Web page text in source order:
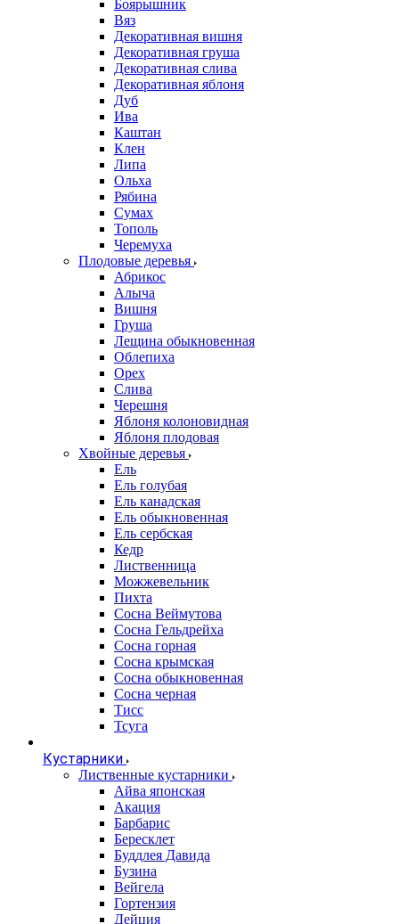
Боярышник
Вяз
Декоративная вишня
Декоративная груша
Декоративная слива
Декоративная яблоня
Дуб
Ива
Каштан
Клен
Липа
Ольха
Рябина
Сумах
Тополь
Черемуха
Плодовые деревья
Абрикос
Алыча
Вишня
Груша
Лещина обыкновенная
Облепиха
Орех
Слива
Черешня
Яблоня колоновидная
Яблоня плодовая
Хвойные деревья
Ель
Ель голубая
Ель канадская
Ель обыкновенная
Ель сербская
Кедр
Лиственница
Можжевельник
Пихта
Сосна Веймутова
Сосна Гельдрейха
Сосна горная
Сосна крымская
Сосна обыкновенная
Сосна черная
Тисс
Тсуга
Кустарники
Лиственные кустарники
Айва японская
Акация
Барбарис
Бересклет
Буддлея Давида
Бузина
Вейгела
Гортензия
Дейция